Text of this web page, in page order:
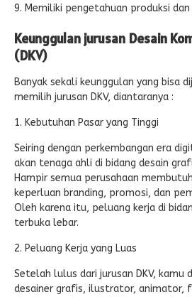
Memiliki pengetahuan produksi
Keunggulan jurusan Desain
(DKV)
Banyak sekali keunggulan yang bisa
memilih jurusan DKV, diantaranya :
1. Kebutuhan Pasar yang Tinggi
Seiring dengan perkembangan era
akan tenaga ahli di bidang desain
Hampir semua perusahaan
keperluan branding, promosi, dan
Oleh karena itu, peluang kerja di
terbuka lebar.
2. Peluang Kerja yang Luas
Setelah lulus dari jurusan DKV, kamu
desainer grafis, ilustrator, animator,